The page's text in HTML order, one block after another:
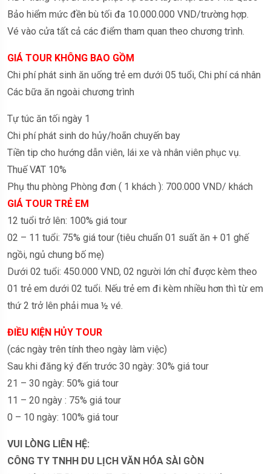
Bảo hiểm mức đền bù tối đa 10.000.000 VND/trường hợp.
Vé vào cửa tất cả các điểm tham quan theo chương trình.
GIÁ TOUR KHÔNG BAO GỒM
Chi phí phát sinh ăn uống trẻ em dưới 05 tuổi, Chi phí cá nhân
Các bữa ăn ngoài chương trình
Tự túc ăn tối ngày 1
Chi phí phát sinh do hủy/hoãn chuyến bay
Tiền tip cho hướng dẫn viên, lái xe và nhân viên phục vụ.
Thuế VAT 10%
Phụ thu phòng Phòng đơn ( 1 khách ): 700.000 VND/ khách
GIÁ TOUR TRẺ EM
12 tuổi trở lên: 100% giá tour
02 – 11 tuổi: 75% giá tour (tiêu chuẩn 01 suất ăn + 01 ghế
ngồi, ngủ chung bố mẹ)
Dưới 02 tuổi: 450.000 VND, 02 người lớn chỉ được kèm theo
01 trẻ em dưới 02 tuổi. Nếu trẻ em đi kèm nhiều hơn thì từ em
thứ 2 trở lên phải mua ½ vé.
ĐIỀU KIỆN HỦY TOUR
(các ngày trên tính theo ngày làm việc)
Sau khi đăng ký đến trước 30 ngày: 30% giá tour
21 – 30 ngày: 50% giá tour
11 – 20 ngày : 75% giá tour
0 – 10 ngày: 100% giá tour
VUI LÒNG LIÊN HỆ:
CÔNG TY TNHH DU LỊCH VĂN HÓA SÀI GÒN